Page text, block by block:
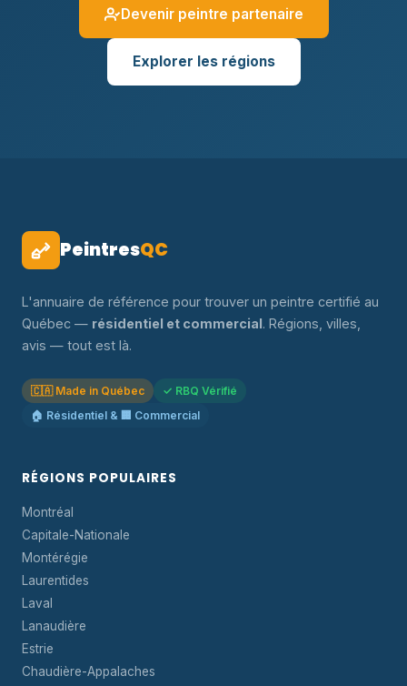
Devenir peintre partenaire
Explorer les régions
PeintresQC
L'annuaire de référence pour trouver un peintre certifié au
Québec — résidentiel et commercial. Régions, villes,
avis — tout est là.
🇨🇦 Made in Québec
✓ RBQ Vérifié
🏠 Résidentiel & 🏢 Commercial
RÉGIONS POPULAIRES
Montréal
Capitale-Nationale
Montérégie
Laurentides
Laval
Lanaudière
Estrie
Chaudière-Appalaches